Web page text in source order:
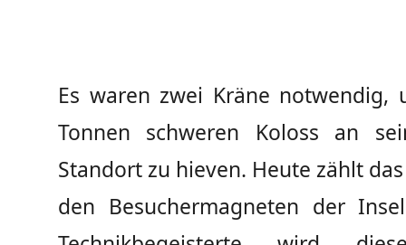
Es waren zwei Kräne notwendig,
Tonnen schweren Koloss an
Standort zu hieven. Heute zählt
den Besuchermagneten der